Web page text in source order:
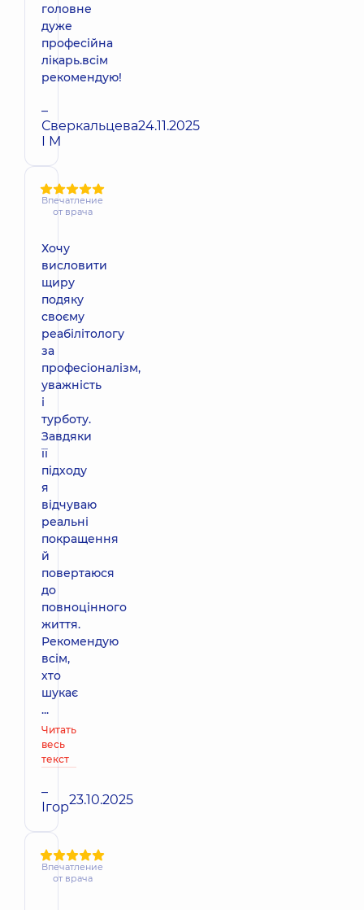
головне
дуже
професійна
лікарь.всім
рекомендую!
–
Сверкальцева
І М
24.11.2025
Впечатление
от врача
Хочу
висловити
щиру
подяку
своєму
реабілітологу
за
професіоналізм,
уважність
і
турботу.
Завдяки
її
підходу
я
відчуваю
реальні
покращення
й
повертаюся
до
повноцінного
життя.
Рекомендую
всім,
хто
шукає
...
Читать
весь
текст
–
Ігор23.10.2025
Впечатление
от врача